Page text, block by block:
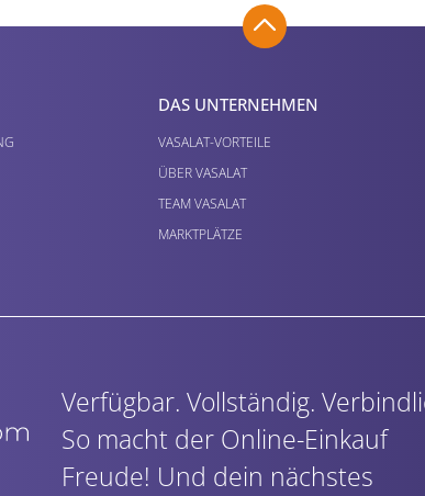
DAS UNTERNEHMEN
VASALAT-VORTEILE
ÜBER VASALAT
TEAM VASALAT
MARKTPLÄTZE
Verfügbar. Vollständig.
So macht der Online-Einkauf
Freude! Und dein nächstes